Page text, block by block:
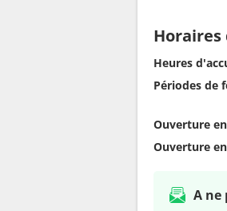
Heures
Périodes de
Ouverture
Ouverture
A ne